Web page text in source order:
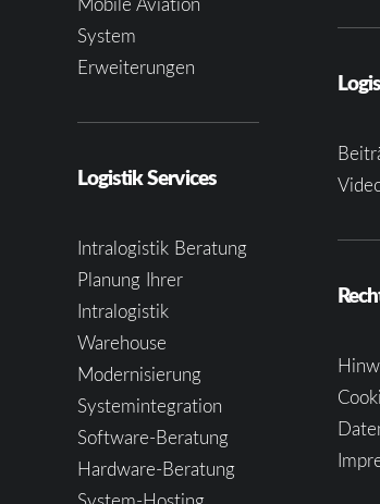
System
Erweiterungen
Logistik Services
Intralogistik Beratung
Planung Ihrer
Intralogistik
Warehouse
Modernisierung
Systemintegration
Software-Beratung
Hardware-Beratung